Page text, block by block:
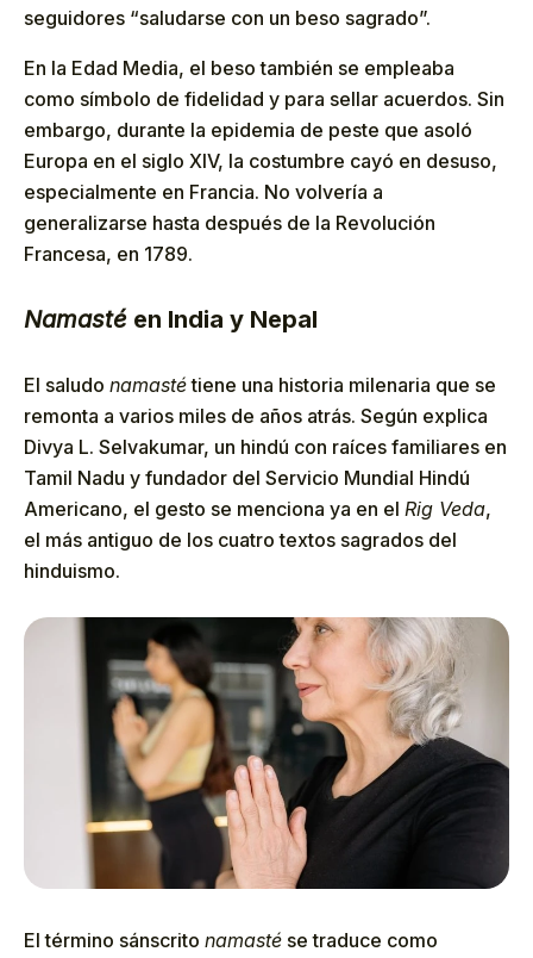
seguidores “saludarse con un beso sagrado”.
En la Edad Media, el beso también se empleaba
como símbolo de fidelidad y para sellar acuerdos. Sin
embargo, durante la epidemia de peste que asoló
Europa en el siglo XIV, la costumbre cayó en desuso,
especialmente en Francia. No volvería a
generalizarse hasta después de la Revolución
Francesa, en 1789.
Namasté en India y Nepal
El saludo namastétiene una historia milenaria que se
remonta a varios miles de años atrás. Según explica
Divya L. Selvakumar, un hindú con raíces familiares en
Tamil Nadu y fundador del Servicio Mundial Hindú
Americano, el gesto se menciona ya en el Rig Veda,
el más antiguo de los cuatro textos sagrados del
hinduismo.
El término sánscrito namasté se traduce como